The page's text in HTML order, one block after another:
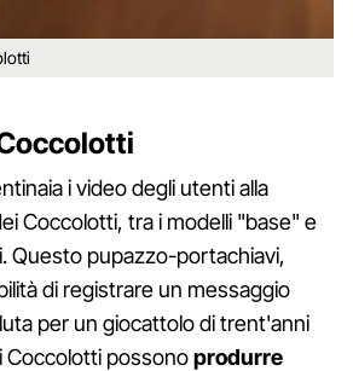
i video degli utenti alla
Coccolotti, tra i modelli "base" e
Questo pupazzo-portachiavi,
di registrare un messaggio
per un giocattolo di trent'anni
Coccolotti possonoprodurre